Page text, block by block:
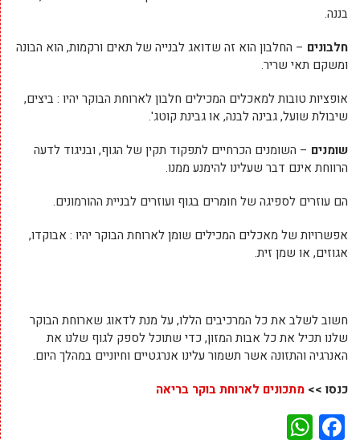
בננה.
חלבונים – החלבון הוא זה שדואג לבנייה של תאים ורקמות, הוא הבונה
ומשקם תאי שריר.
אופציות טובות למאכלים המכילים חלבון לארוחת הבוקר יהיו : ביצים,
שיבולת שועל, גבינה לבנה, או גבינת קוטג'.
שומנים – השומנים הכרחיים לתפקוד תקין של הגוף, ובניגוד לדעה
הרווחת אינם דבר שעלינו להימנע ממנו.
הם עוזרים לספיגה של חומרים בגוף ועוזרים לבניית ההורמונים.
אפשרויות של מאכלים המכילים שומן לארוחת הבוקר יהיו : אבוקדו,
אגוזים, או שמן זית.
חשוב לשלב את כל המרכיבים הללו, על מנת לדאוג שארוחת הבוקר
שלנו תכיל את כל אבות המזון, כדי שתוכל לספק לגוף שלנו את
האנרגיה והתזונה אשר תשמור עלינו אנרגטיים וחיוניים במהלך היום.
כנסו >> מתכונים לארוחת בוקר בריאה
Facebook